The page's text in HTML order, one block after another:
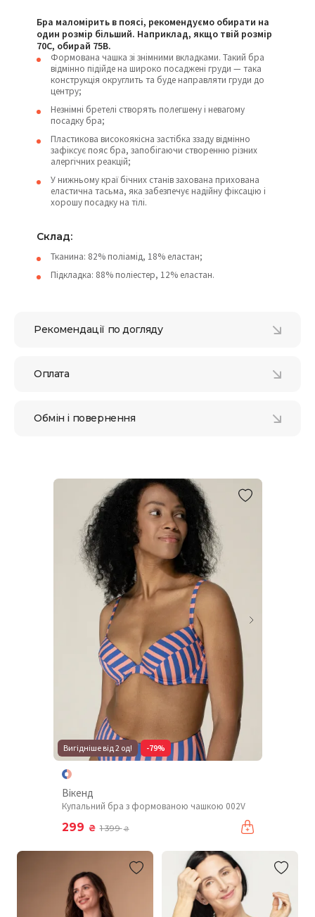
Бра маломірить в поясі, рекомендуємо обирати на
один розмір більший. Наприклад, якщо твій розмір
70С, обирай 75В.
Формована чашка зі знімними вкладками. Такий бра
відмінно підійде на широко посаджені груди — така
конструкція округлить та буде направляти груди до
центру;
Незнімні бретелі створять полегшену і невагому
посадку бра;
Пластикова високоякісна застібка ззаду відмінно
зафіксує пояс бра, запобігаючи створенню різних
алергічних реакцій;
У нижньому краї бічних станів захована прихована
еластична тасьма, яка забезпечує надійну фіксацію і
хорошу посадку на тілі.
Склад:
Тканина: 82% поліамід, 18% еластан;
Підкладка: 88% поліестер, 12% еластан.
Рекомендації по догляду
Оплата
Обмін і повернення
Вигідніше від 2 од! -79%
Вікенд
Купальний бра з формованою чашкою 002V
299 ₴ 1 399₴